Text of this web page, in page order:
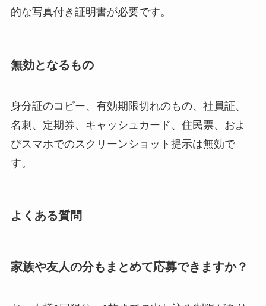
的な写真付き証明書が必要です。
無効となるもの
身分証のコピー、有効期限切れのもの、社員証、
名刺、定期券、キャッシュカード、住民票、およ
びスマホでのスクリーンショット提示は無効で
す。
よくある質問
家族や友人の分もまとめて応募できますか？